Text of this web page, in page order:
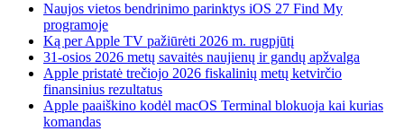
Naujos vietos bendrinimo parinktys iOS 27 Find My
programoje
Ką per Apple TV pažiūrėti 2026 m. rugpjūtį
31-osios 2026 metų savaitės naujienų ir gandų apžvalga
Apple pristatė trečiojo 2026 fiskalinių metų ketvirčio
finansinius rezultatus
Apple paaiškino kodėl macOS Terminal blokuoja kai kurias
komandas